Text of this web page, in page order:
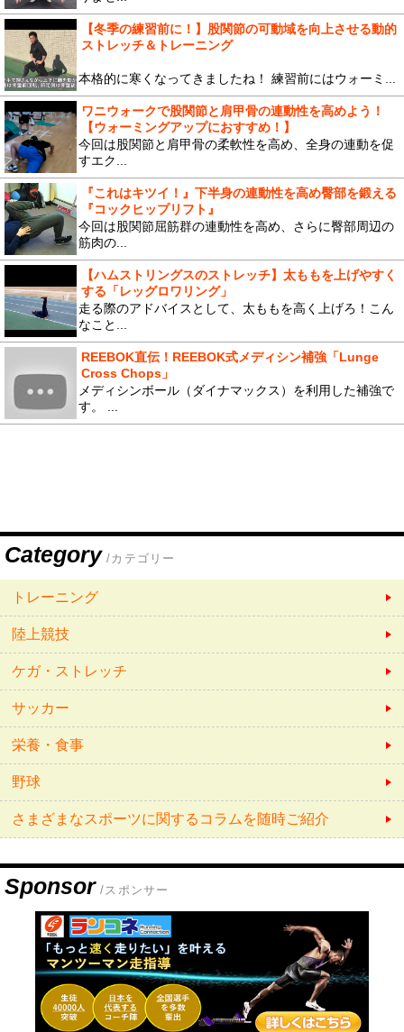
【冬季の練習前に！】股関節の可動域を向上させる動的
ストレッチ＆トレーニング
本格的に寒くなってきましたね！ 練習前にはウォーミ...
ワニウォークで股関節と肩甲骨の連動性を高めよう！
【ウォーミングアップにおすすめ！】
今回は股関節と肩甲骨の柔軟性を高め、全身の連動を促
すエク...
『これはキツイ！』下半身の連動性を高め臀部を鍛える
『コックヒップリフト』
今回は股関節屈筋群の連動性を高め、さらに臀部周辺の
筋肉の...
【ハムストリングスのストレッチ】太ももを上げやすく
する「レッグロワリング」
走る際のアドバイスとして、太ももを高く上げろ！こん
なこと...
REEBOK直伝！REEBOK式メディシン補強「Lunge
Cross Chops」
メディシンボール（ダイナマックス）を利用した補強で
す。 ...
Category /カテゴリー
トレーニング
陸上競技
ケガ・ストレッチ
サッカー
栄養・食事
野球
さまざまなスポーツに関するコラムを随時ご紹介
Sponsor /スポンサー